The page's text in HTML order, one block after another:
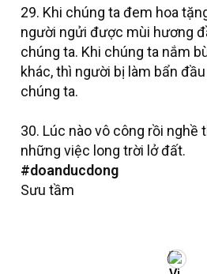
29. Khi chúng ta đem hoa
người ngửi được mùi hương
chúng ta. Khi chúng ta nắm
khác, thì người bị làm bẩn
chúng ta.
30. Lúc nào vô công rồi nghề
những việc long trời lở đất.
#doanducdong
Sưu tầm